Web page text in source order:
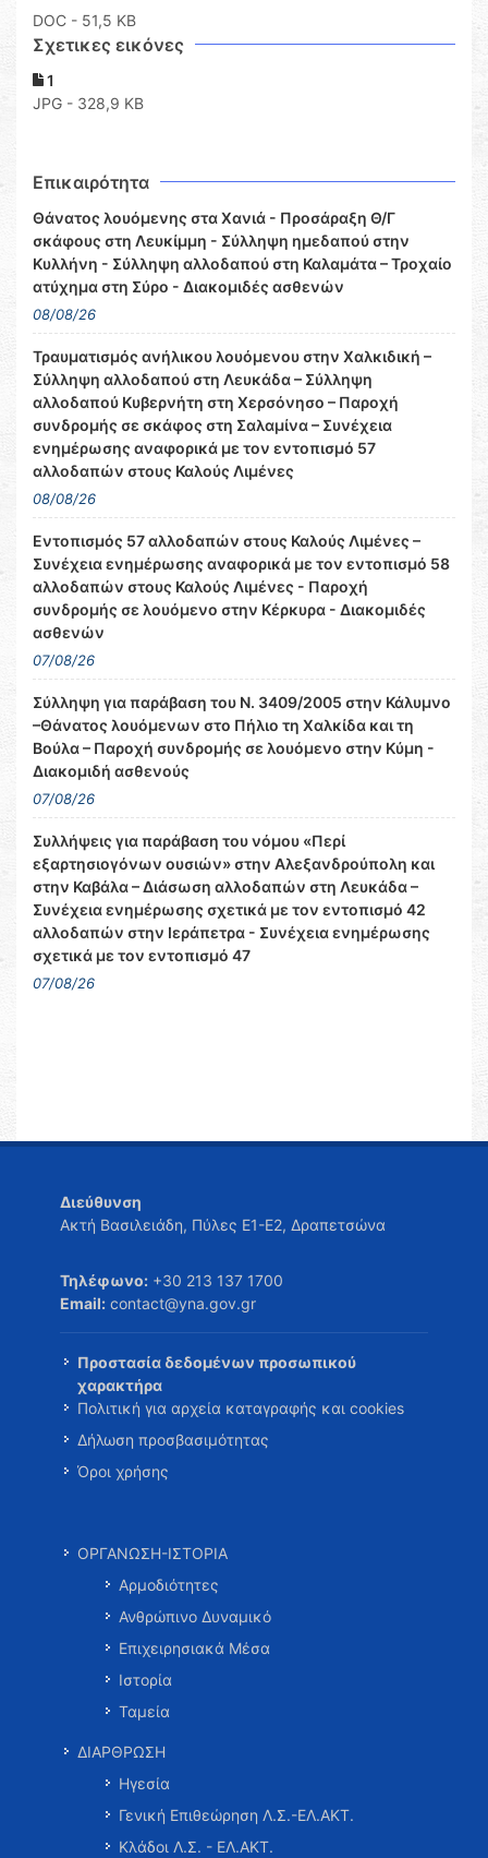
DOC - 51,5 KB
Σχετικες εικόνες
1
JPG - 328,9 KB
Επικαιρότητα
Θάνατος λουόμενης στα Χανιά - Προσάραξη Θ/Γ
σκάφους στη Λευκίμμη - Σύλληψη ημεδαπού στην
Κυλλήνη - Σύλληψη αλλοδαπού στη Καλαμάτα – Τροχαίο
ατύχημα στη Σύρο - Διακομιδές ασθενών
08/08/26
Τραυματισμός ανήλικου λουόμενου στην Χαλκιδική –
Σύλληψη αλλοδαπού στη Λευκάδα – Σύλληψη
αλλοδαπού Κυβερνήτη στη Χερσόνησο – Παροχή
συνδρομής σε σκάφος στη Σαλαμίνα – Συνέχεια
ενημέρωσης αναφορικά με τον εντοπισμό 57
αλλοδαπών στους Καλούς Λιμένες
08/08/26
Εντοπισμός 57 αλλοδαπών στους Καλούς Λιμένες –
Συνέχεια ενημέρωσης αναφορικά με τον εντοπισμό 58
αλλοδαπών στους Καλούς Λιμένες - Παροχή
συνδρομής σε λουόμενο στην Κέρκυρα - Διακομιδές
ασθενών
07/08/26
Σύλληψη για παράβαση του Ν. 3409/2005 στην Κάλυμνο
–Θάνατος λουόμενων στο Πήλιο τη Χαλκίδα και τη
Βούλα – Παροχή συνδρομής σε λουόμενο στην Κύμη -
Διακομιδή ασθενούς
07/08/26
Συλλήψεις για παράβαση του νόμου «Περί
εξαρτησιογόνων ουσιών» στην Αλεξανδρούπολη και
στην Καβάλα – Διάσωση αλλοδαπών στη Λευκάδα –
Συνέχεια ενημέρωσης σχετικά με τον εντοπισμό 42
αλλοδαπών στην Ιεράπετρα - Συνέχεια ενημέρωσης
σχετικά με τον εντοπισμό 47
07/08/26
Διεύθυνση
Ακτή Βασιλειάδη, Πύλες Ε1-Ε2, Δραπετσώνα
Τηλέφωνο: +30 213 137 1700
Email: contact@yna.gov.gr
Προστασία δεδομένων προσωπικού
χαρακτήρα
Πολιτική για αρχεία καταγραφής και cookies
Δήλωση προσβασιμότητας
Όροι χρήσης
ΟΡΓΑΝΩΣΗ-ΙΣΤΟΡΙΑ
Αρμοδιότητες
Ανθρώπινο Δυναμικό
Επιχειρησιακά Μέσα
Ιστορία
Ταμεία
ΔΙΑΡΘΡΩΣΗ
Ηγεσία
Γενική Επιθεώρηση Λ.Σ.-ΕΛ.ΑΚΤ.
Κλάδοι Λ.Σ. - ΕΛ.ΑΚΤ.